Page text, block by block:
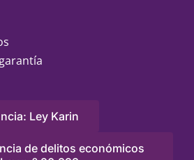
Ley Karin
de delitos económicos